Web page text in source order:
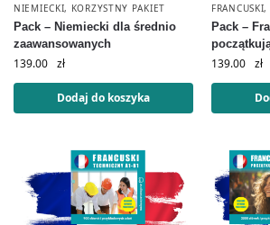
NIEMIECKI, KORZYSTNY PAKIET
Pack – Niemiecki dla średnio
zaawansowanych
139.00 zł
Dodaj do koszyka
FRANCUSKI,
Pack –
139.00 zł